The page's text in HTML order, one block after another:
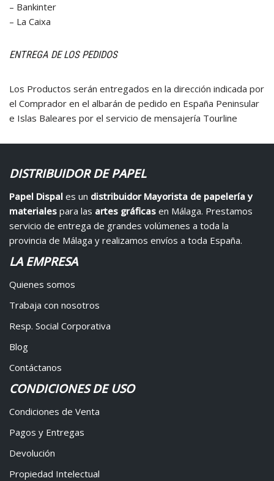
– Bankinter
– La Caixa
ENTREGA DE LOS PEDIDOS
Los Productos serán entregados en la dirección indicada por
el Comprador en el albarán de pedido en España Peninsular
e Islas Baleares por el servicio de mensajería Tourline
DISTRIBUIDOR DE PAPEL
Papel Dispal es un distribuidor Mayorista de papelería y
materiales para las artes gráficas en Málaga. Prestamos
servicio de entrega de grandes volúmenes a toda la
provincia de Málaga y realizamos envíos a toda España.
LA EMPRESA
Quienes somos
Trabaja con nosotros
Resp. Social Corporativa
Blog
Contáctanos
CONDICIONES DE USO
Condiciones de Venta
Pagos y Entregas
Devolución
Propiedad Intelectual